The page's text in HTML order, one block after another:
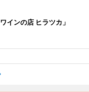
インの店 ヒラツカ」